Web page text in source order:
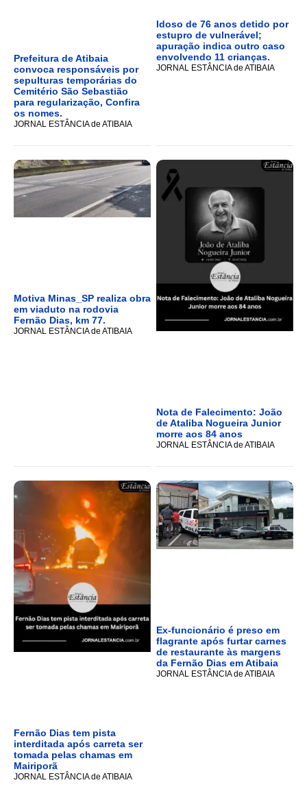
Prefeitura de Atibaia
convoca responsáveis por
sepulturas temporárias do
Cemitério São Sebastião
para regularização, Confira
os nomes.
JORNAL ESTÂNCIA de ATIBAIA
Idoso de 76 anos detido por
estupro de vulnerável;
apuração indica outro caso
envolvendo 11 crianças.
JORNAL ESTÂNCIA de ATIBAIA
Motiva Minas_SP realiza obra
em viaduto na rodovia
Fernão Dias, km 77.
JORNAL ESTÂNCIA de ATIBAIA
Nota de Falecimento: João
de Ataliba Nogueira Junior
morre aos 84 anos
JORNAL ESTÂNCIA de ATIBAIA
Fernão Dias tem pista
interditada após carreta ser
tomada pelas chamas em
Mairiporã
JORNAL ESTÂNCIA de ATIBAIA
Ex-funcionário é preso em
flagrante após furtar carnes
de restaurante às margens
da Fernão Dias em Atibaia
JORNAL ESTÂNCIA de ATIBAIA